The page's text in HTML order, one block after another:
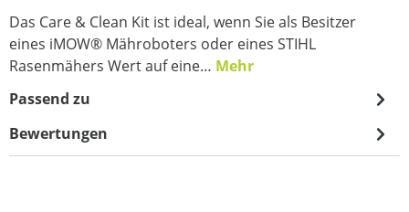
Das Care & Clean Kit ist ideal, wenn Sie als Besitzer
eines iMOW® Mähroboters oder eines STIHL
Rasenmähers Wert auf eine… Mehr
Passend zu
Bewertungen